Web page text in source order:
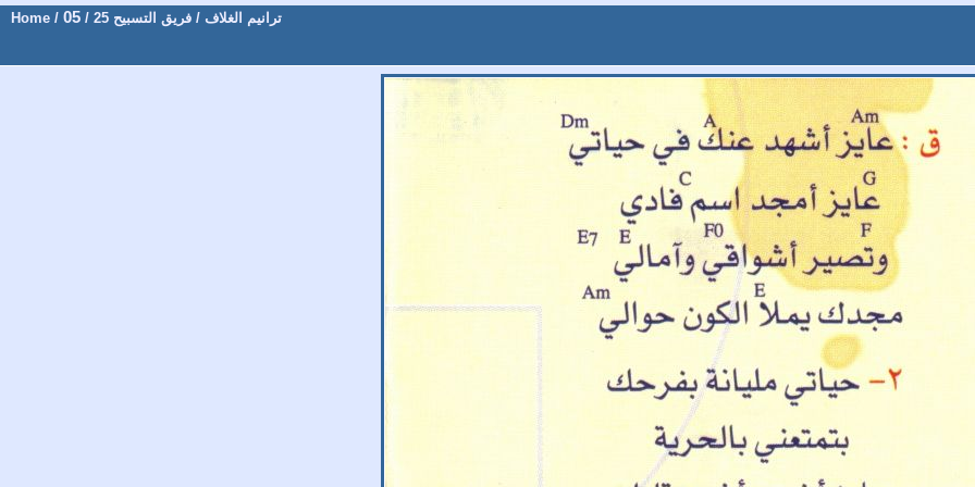
Home / ترانيم الغلاف / فريق التسبيح 25 /
05